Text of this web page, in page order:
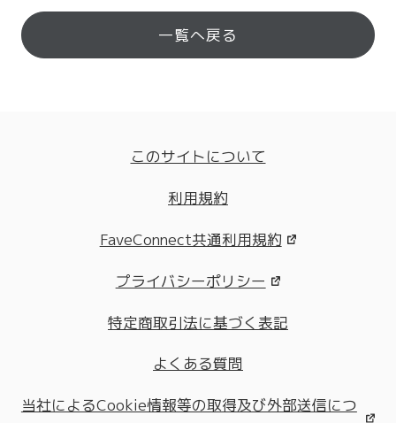
一覧へ戻る
このサイトについて
利用規約
FaveConnect共通利用規約
プライバシーポリシー
特定商取引法に基づく表記
よくある質問
当社によるCookie情報等の取得及び外部送信につ